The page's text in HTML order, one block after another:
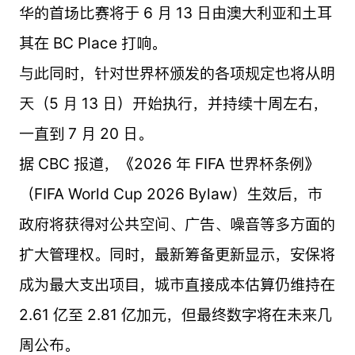
华的首场比赛将于 6 月 13 日由澳大利亚和土耳
其在 BC Place 打响。
与此同时，针对世界杯颁发的各项规定也将从明
天（5 月 13 日）开始执行，并持续十周左右，
一直到 7 月 20 日。
据 CBC 报道，《2026 年 FIFA 世界杯条例》
（FIFA World Cup 2026 Bylaw）生效后，市
政府将获得对公共空间、广告、噪音等多方面的
扩大管理权。同时，最新筹备更新显示，安保将
成为最大支出项目，城市直接成本估算仍维持在
2.61 亿至 2.81 亿加元，但最终数字将在未来几
周公布。